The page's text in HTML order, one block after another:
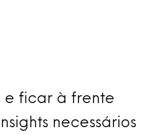
e ficar à frente
necessários